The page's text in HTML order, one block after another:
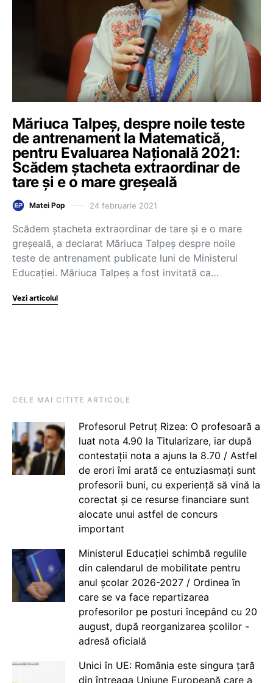
Măriuca Talpeș, despre noile teste
de antrenament la Matematică,
pentru Evaluarea Națională 2021:
Scădem ștacheta extraordinar de
tare și e o mare greșeală
Matei Pop 24 februarie 2021
Scădem ștacheta extraordinar de tare și e o mare
greșeală, a declarat Măriuca Talpeș despre noile
teste de antrenament publicate luni de Ministerul
Educației. Măriuca Talpeș a fost invitată ca…
Vezi articolul
CELE MAI CITITE ARTICOLE
Profesorul Petruț Rizea: O profesoară a
luat nota 4.90 la Titularizare, iar după
contestații nota a ajuns la 8.70 / Astfel
de erori îmi arată ce entuziasmați sunt
profesorii buni, cu experiență să vină la
corectat și ce resurse financiare sunt
alocate unui astfel de concurs
important
Ministerul Educației schimbă regulile
din calendarul de mobilitate pentru
anul școlar 2026-2027 / Ordinea în
care se va face repartizarea
profesorilor pe posturi începând cu 20
august, după reorganizarea școlilor -
adresă oficială
Unici în UE: România este singura țară
din întreaga Uniune Europeană care a